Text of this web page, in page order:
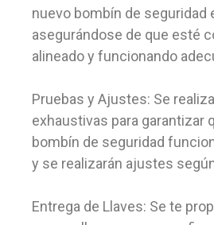
nuevo bombín de seguridad
asegurándose de que esté
alineado y funcionando
Pruebas y Ajustes: Se
exhaustivas para garantizar
bombín de seguridad
y se realizarán ajustes
Entrega de Llaves: Se te